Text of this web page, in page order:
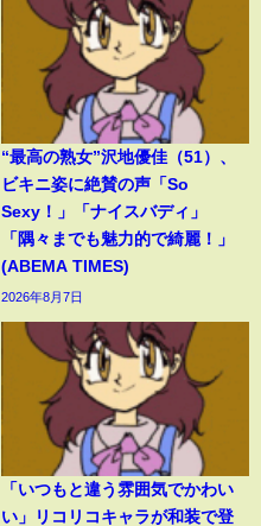
“最高の熟女”沢地優佳（51）、
ビキニ姿に絶賛の声「So
Sexy！」「ナイスバディ」
「隅々までも魅力的で綺麗！」
(ABEMA TIMES)
2026年8月7日
「いつもと違う雰囲気でかわい
い」リコリコキャラが和装で登